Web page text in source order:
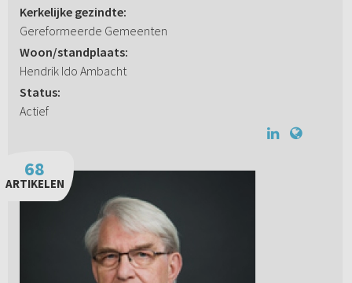
Kerkelijke gezindte:
Gereformeerde Gemeenten
Woon/standplaats:
Hendrik Ido Ambacht
Status:
Actief
68
ARTIKELEN